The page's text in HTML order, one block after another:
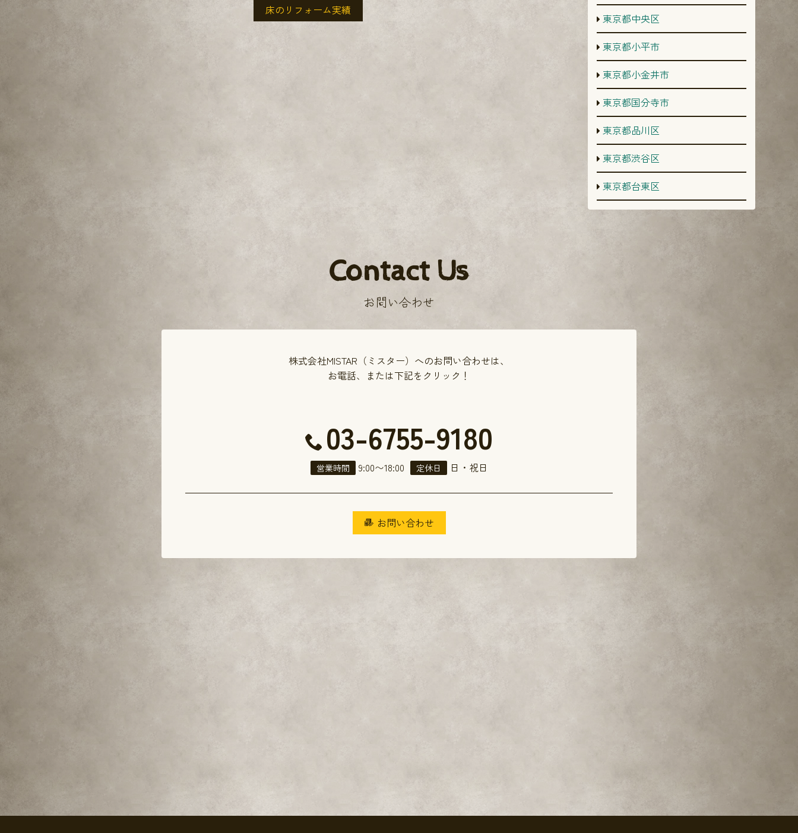
床のリフォーム実績
東京都中央区
東京都小平市
東京都小金井市
東京都国分寺市
東京都品川区
東京都渋谷区
東京都台東区
Contact Us
お問い合わせ
株式会社MISTAR（ミスター）へのお問い合わせは、
お電話、または下記をクリック！
03-6755-9180
営業時間 9:00〜18:00 定休日 日・祝日
お問い合わせ